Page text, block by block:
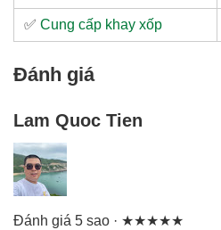
✅ Cung cấp khay xốp
Đánh giá
Lam Quoc Tien
Đánh giá 5 sao · ★★★★★